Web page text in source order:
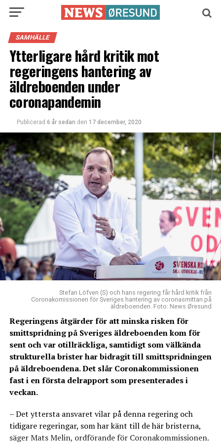
SAMHÄLLE
Ytterligare hård kritik mot
regeringens hantering av
äldreboenden under
coronapandemin
Publicerad 6 år sedan den 17 december, 2020
Stefan Löfven (S) och hans regering får hård kritik från
Coronakomissionen för Sveriges hantering av coronasmittan på
äldreboenden. Foto: News Øresund
Regeringens åtgärder för att minska risken för
smittspridning på Sveriges äldreboenden kom för
sent och var otillräckliga, samtidigt som välkända
strukturella brister har bidragit till smittspridningen
på äldreboendena. Det slår Coronakommissionen
fast i en första delrapport som presenterades i
veckan.
– Det yttersta ansvaret vilar på denna regering och
tidigare regeringar, som har känt till de här bristerna,
säger Mats Melin, ordförande för Coronakommissionen.